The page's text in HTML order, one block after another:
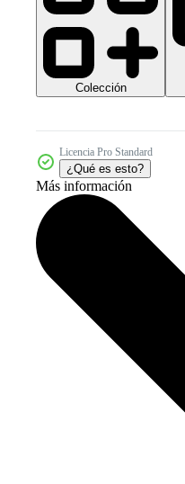
Colección
Licencia Pro Standard
¿Qué es esto?
Más información